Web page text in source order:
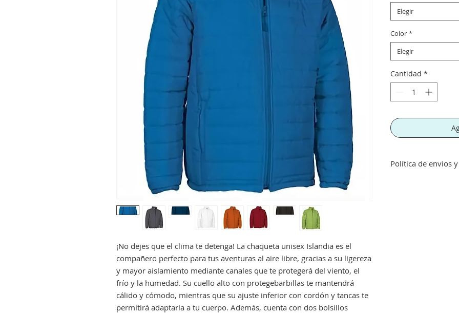
¡No dejes que el clima te detenga! La chaqueta unisex Islandia es el
compañero perfecto para tus aventuras al aire libre, gracias a su ligereza
y mayor aislamiento mediante canales que te protegerá del viento, el
frío y la humedad. Su cuello alto con protegebarbillas te mantendrá
cálido y cómodo, mientras que su ajuste inferior con cordón y tancas te
permitirá adaptarla a tu cuerpo. Además, cuenta con dos bolsillos
Elegir
Color *
Elegir
Cantidad *
Política de envios